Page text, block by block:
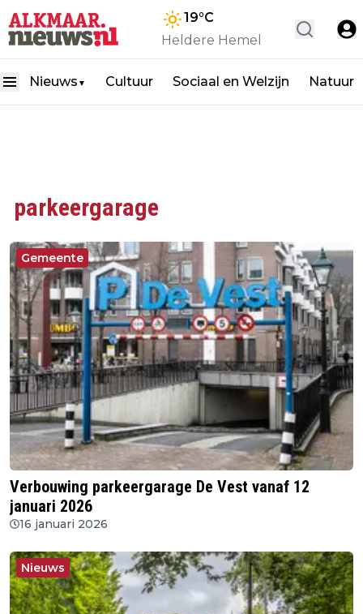
19°C
Heldere Hemel
Nieuws ▼ Cultuur Sociaal en Welzijn Natuur
parkeergarage
Gemeente
Verbouwing parkeergarage De Vest vanaf 12
januari 2026
16 januari 2026
Nieuws